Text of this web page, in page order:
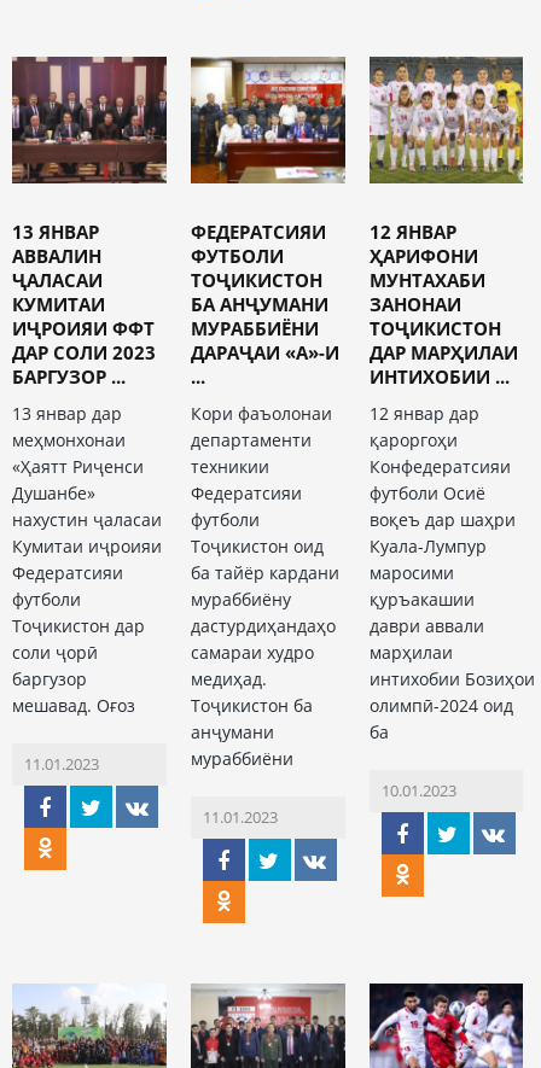
13 ЯНВАР
АВВАЛИН
ҶАЛАСАИ
КУМИТАИ
ИҶРОИЯИ ФФТ
ДАР СОЛИ 2023
БАРГУЗОР ...
13 январ дар
меҳмонхонаи
«Ҳаятт Риҷенси
Душанбе»
нахустин ҷаласаи
Кумитаи иҷроияи
Федератсияи
футболи
Тоҷикистон дар
соли ҷорӣ
баргузор
мешавад. Оғоз
11.01.2023
ФЕДЕРАТСИЯИ
ФУТБОЛИ
ТОҶИКИСТОН
БА АНҶУМАНИ
МУРАББИЁНИ
ДАРАҶАИ «А»-И
...
Кори фаъолонаи
департаменти
техникии
Федератсияи
футболи
Тоҷикистон оид
ба тайёр кардани
мураббиёну
дастурдиҳандаҳо
самараи худро
медиҳад.
Тоҷикистон ба
анҷумани
мураббиёни
11.01.2023
12 ЯНВАР
ҲАРИФОНИ
МУНТАХАБИ
ЗАНОНАИ
ТОҶИКИСТОН
ДАР МАРҲИЛАИ
ИНТИХОБИИ ...
12 январ дар
қароргоҳи
Конфедератсияи
футболи Осиё
воқеъ дар шаҳри
Куала-Лумпур
маросими
қуръакашии
даври аввали
марҳилаи
интихобии Бозиҳои
олимпӣ-2024 оид
ба
10.01.2023